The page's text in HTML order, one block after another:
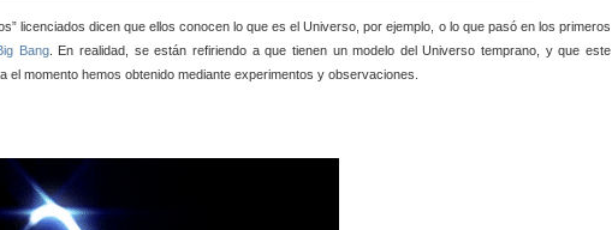
licenciados dicen que ellos conocen lo que es el Universo, por ejemplo, o lo que pasó en los primeros
Bang. En realidad, se están refiriendo a que tienen un modelo del Universo temprano, y que este
el momento hemos obtenido mediante experimentos y observaciones.